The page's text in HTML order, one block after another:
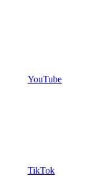
YouTube
TikTok